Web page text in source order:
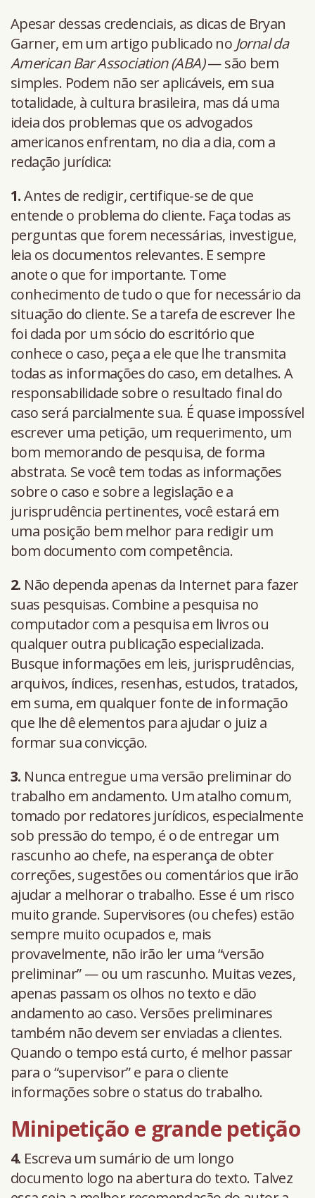
Apesar dessas credenciais, as dicas de Bryan
Garner, em um artigo publicado no Jornal da
American Bar Association (ABA)— são bem
simples. Podem não ser aplicáveis, em sua
totalidade, à cultura brasileira, mas dá uma
ideia dos problemas que os advogados
americanos enfrentam, no dia a dia, com a
redação jurídica:
1.Antes de redigir, certifique-se de que
entende o problema do cliente. Faça todas as
perguntas que forem necessárias, investigue,
leia os documentos relevantes. E sempre
anote o que for importante. Tome
conhecimento de tudo o que for necessário da
situação do cliente. Se a tarefa de escrever lhe
foi dada por um sócio do escritório que
conhece o caso, peça a ele que lhe transmita
todas as informações do caso, em detalhes. A
responsabilidade sobre o resultado final do
caso será parcialmente sua. É quase impossível
escrever uma petição, um requerimento, um
bom memorando de pesquisa, de forma
abstrata. Se você tem todas as informações
sobre o caso e sobre a legislação e a
jurisprudência pertinentes, você estará em
uma posição bem melhor para redigir um
bom documento com competência.
2. Não dependa apenas da Internet para fazer
suas pesquisas. Combine a pesquisa no
computador com a pesquisa em livros ou
qualquer outra publicação especializada.
Busque informações em leis, jurisprudências,
arquivos, índices, resenhas, estudos, tratados,
em suma, em qualquer fonte de informação
que lhe dê elementos para ajudar o juiz a
formar sua convicção.
3. Nunca entregue uma versão preliminar do
trabalho em andamento. Um atalho comum,
tomado por redatores jurídicos, especialmente
sob pressão do tempo, é o de entregar um
rascunho ao chefe, na esperança de obter
correções, sugestões ou comentários que irão
ajudar a melhorar o trabalho. Esse é um risco
muito grande. Supervisores (ou chefes) estão
sempre muito ocupados e, mais
provavelmente, não irão ler uma “versão
preliminar” — ou um rascunho. Muitas vezes,
apenas passam os olhos no texto e dão
andamento ao caso. Versões preliminares
também não devem ser enviadas a clientes.
Quando o tempo está curto, é melhor passar
para o “supervisor” e para o cliente
informações sobre o status do trabalho.
Minipetição e grande petição
4. Escreva um sumário de um longo
documento logo na abertura do texto. Talvez